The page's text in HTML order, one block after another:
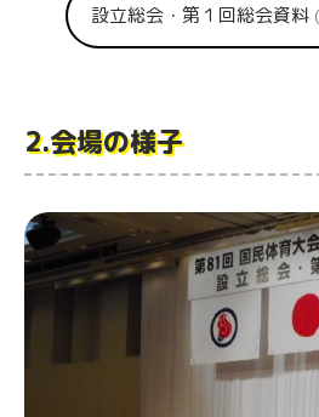
設立総会・第１回総会資料
2.会場の様子